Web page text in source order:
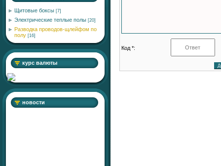
Щитовые боксы [7]
Электрические теплые полы [20]
Разводка проводов-щлейфом по
полу [16]
курс валюты
новости
Код *: